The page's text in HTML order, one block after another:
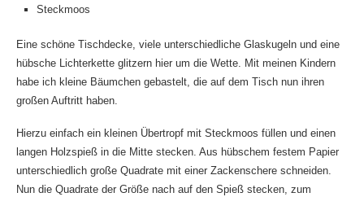
Steckmoos
Eine schöne Tischdecke, viele unterschiedliche Glaskugeln und eine
hübsche Lichterkette glitzern hier um die Wette. Mit meinen Kindern
habe ich kleine Bäumchen gebastelt, die auf dem Tisch nun ihren
großen Auftritt haben.
Hierzu einfach ein kleinen Übertropf mit Steckmoos füllen und einen
langen Holzspieß in die Mitte stecken. Aus hübschem festem Papier
unterschiedlich große Quadrate mit einer Zackenschere schneiden.
Nun die Quadrate der Größe nach auf den Spieß stecken, zum